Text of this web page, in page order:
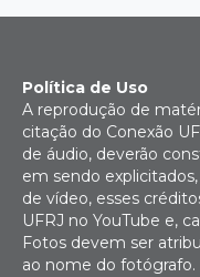
Política de Uso
A reprodução de
citação do Conexão
de áudio, deverão
em sendo
de vídeo, esses
UFRJ no YouTube e,
Fotos devem ser
ao nome do fotógrafo.